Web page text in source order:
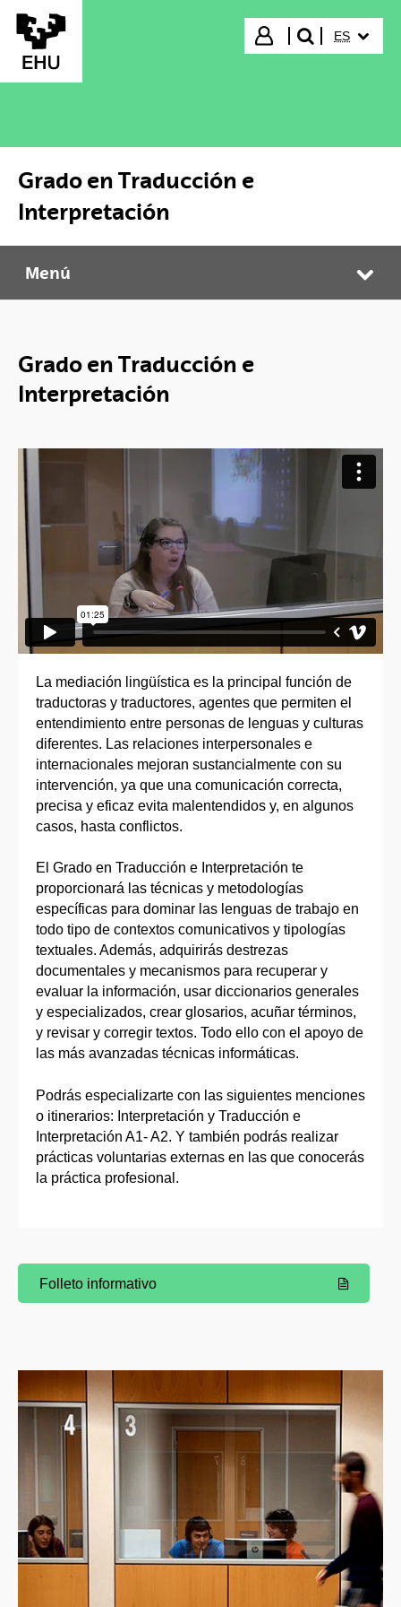
Saltar al contenido principal
Iniciar sesión
buscar"
ES
Grado en Traducción e
Interpretación
Grado en Traducción e Interpretación
Menú
Grado en Traducción e
Interpretación
La mediación lingüística es la principal función de
traductoras y traductores, agentes que permiten el
entendimiento entre personas de lenguas y culturas
diferentes. Las relaciones interpersonales e
internacionales mejoran sustancialmente con su
intervención, ya que una comunicación correcta,
precisa y eficaz evita malentendidos y, en algunos
casos, hasta conflictos.
El Grado en Traducción e Interpretación te
proporcionará las técnicas y metodologías
específicas para dominar las lenguas de trabajo en
todo tipo de contextos comunicativos y tipologías
textuales. Además, adquirirás destrezas
documentales y mecanismos para recuperar y
evaluar la información, usar diccionarios generales
y especializados, crear glosarios, acuñar términos,
y revisar y corregir textos. Todo ello con el apoyo de
las más avanzadas técnicas informáticas.
Podrás especializarte con las siguientes menciones
o itinerarios: Interpretación y Traducción e
Interpretación A1- A2. Y también podrás realizar
prácticas voluntarias externas en las que conocerás
la práctica profesional.
(Abre una nueva ventana)
Folleto informativo